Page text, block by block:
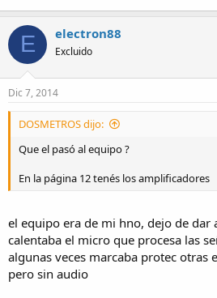
E electron88
Excluido
Dic 7, 2014
DOSMETROS dijo:
Que el pasó al equipo ?
En la página 12 tenés los amplificadores
el equipo era de mi hno, dejo de dar
calentaba el micro que procesa las
algunas veces marcaba protec otras
pero sin audio